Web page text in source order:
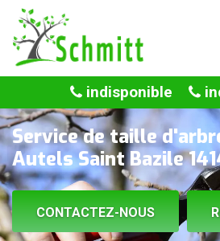
indisponible
Service de taille
Autels Saint Bazile
CONTACTEZ-NOUS